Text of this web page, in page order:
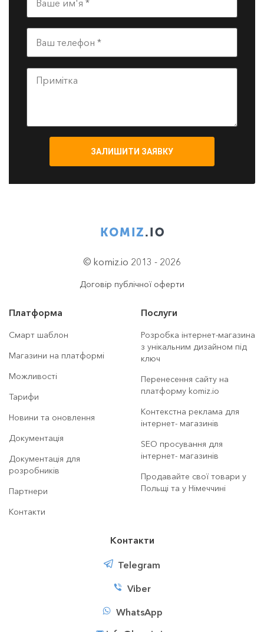
ЗАЛИШИТИ ЗАЯВКУ
© komiz.io 2013 - 2026
Договір публічної оферти
Платформа
Смарт шаблон
Магазини на платформі
Можливості
Тарифи
Новини та оновлення
Документація
Документація для
розробників
Партнери
Контакти
Послуги
Розробка інтернет-магазина
з унікальним дизайном під
ключ
Перенесення сайту на
платформу komiz.io
Контекстна реклама для
інтернет- магазинів
SEO просування для
інтернет- магазинів
Продавайте свої товари у
Польщі та у Німеччині
Контакти
Telegram
Viber
WhatsApp